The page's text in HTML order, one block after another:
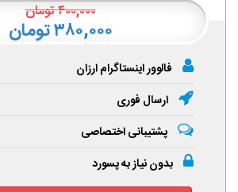
۴۰۰,۰۰۰تومان
۳۸۰,۰۰۰ تومان
فالوور اینستاگرام ارزان
ارسال فوری
پشتیبانی اختصاصی
بدون نیاز به پسورد